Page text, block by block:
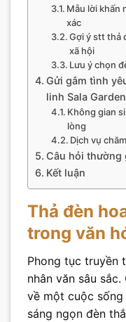
Mẫu lời khấn
xác
Gợi ý stt thả
xã hội
Lưu ý chọn
Gửi gắm tình
linh Sala Garden
Không gian
lòng
Dịch vụ
Câu hỏi thường
Kết luận
Thả đèn
trong văn
Phong tục truyền
nhân văn sâu
về một cuộc
sáng ngọn đèn